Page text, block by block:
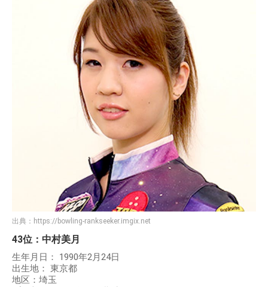
出典： https://bowling-rankseeker.imgix.net
43位：中村美月
生年月日： 1990年2月24日
出生地： 東京都
地区：埼玉